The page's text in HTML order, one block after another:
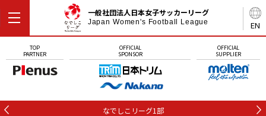
EN
一般社団法人日本女子サッカーリーグ
Japan Women's Football League
TOP
PARTNER
OFFICIAL
SPONSOR
OFFICIAL
SUPPLIER
なでしこリーグ1部